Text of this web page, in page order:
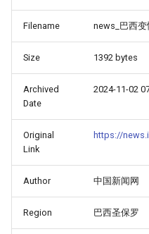
Filename news_巴西
Size 1392 bytes
Archived
Date
2024-11-02
Original
Link
https://
Author 中国新闻网
Region 巴西圣保罗